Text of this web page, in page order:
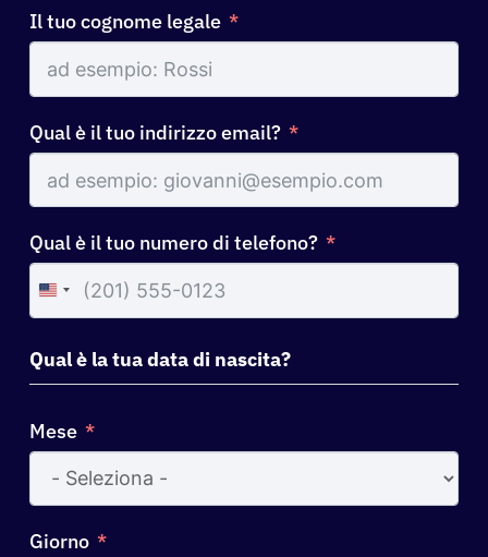
Il tuo cognome legale
Qual è il tuo indirizzo email?
Qual è il tuo numero di telefono?
United
States
+1
Qual è la tua data di nascita?
Mese
Giorno